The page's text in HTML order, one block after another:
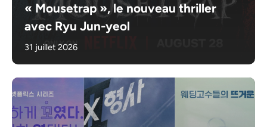
« Mousetrap », le nouveau thriller
avec Ryu Jun-yeol
31 juillet 2026